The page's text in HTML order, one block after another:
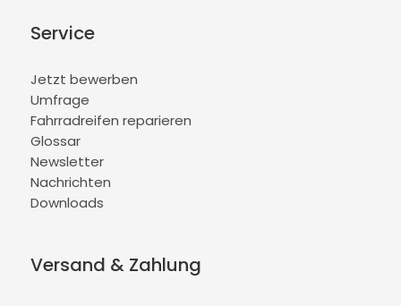
Service
Jetzt bewerben
Umfrage
Fahrradreifen reparieren
Glossar
Newsletter
Nachrichten
Downloads
Versand & Zahlung